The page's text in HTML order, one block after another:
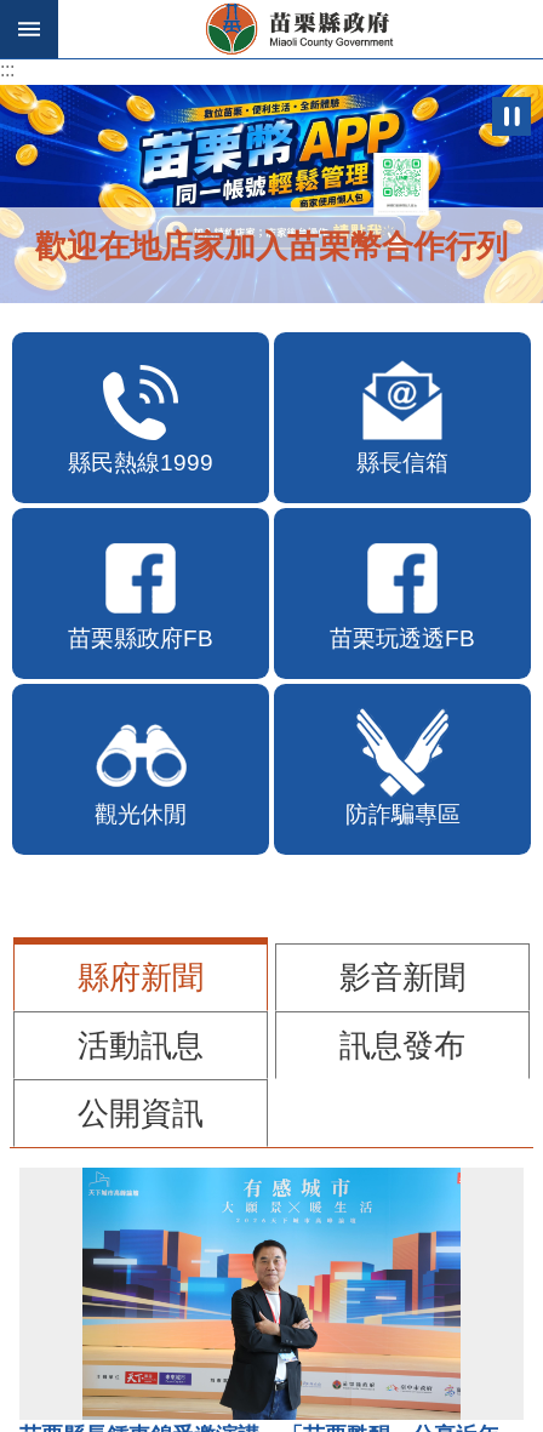
跳到主要內容區塊
:::
:::
歡迎在地店家加入苗栗幣合作行列
縣民熱線1999 縣長信箱
苗栗縣政府FB 苗栗玩透透FB
觀光休閒 防詐騙專區
縣府新聞
影音新聞
活動訊息
訊息發布
公開資訊